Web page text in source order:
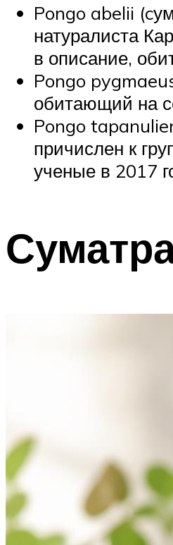
Pongo abelii
натуралиста
в описание,
Pongo
обитающий на
Pongo
причислен к
ученые в 2017